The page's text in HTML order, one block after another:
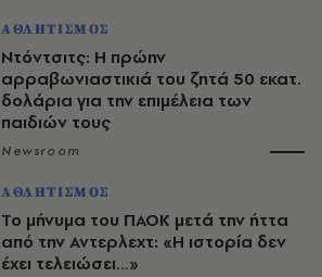
ΑΘΛΗΤΙΣΜΟΣ
Ντόντσιτς: Η πρώην
αρραβωνιαστικιά του ζητά 50 εκατ.
δολάρια για την επιμέλεια των
παιδιών τους
Newsroom
ΑΘΛΗΤΙΣΜΟΣ
Το μήνυμα του ΠΑΟΚ μετά την ήττα
από την Αντερλεχτ: «Η ιστορία δεν
έχει τελειώσει…»